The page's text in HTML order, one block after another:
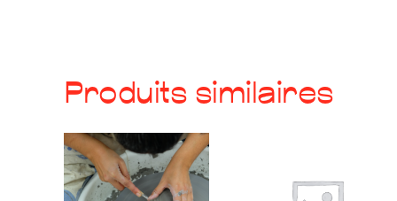
Produits similaires